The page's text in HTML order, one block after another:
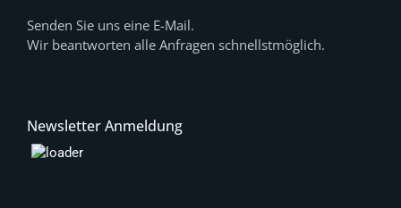
Senden Sie uns eine E-Mail.
Wir beantworten alle Anfragen schnellstmöglich.
Newsletter Anmeldung